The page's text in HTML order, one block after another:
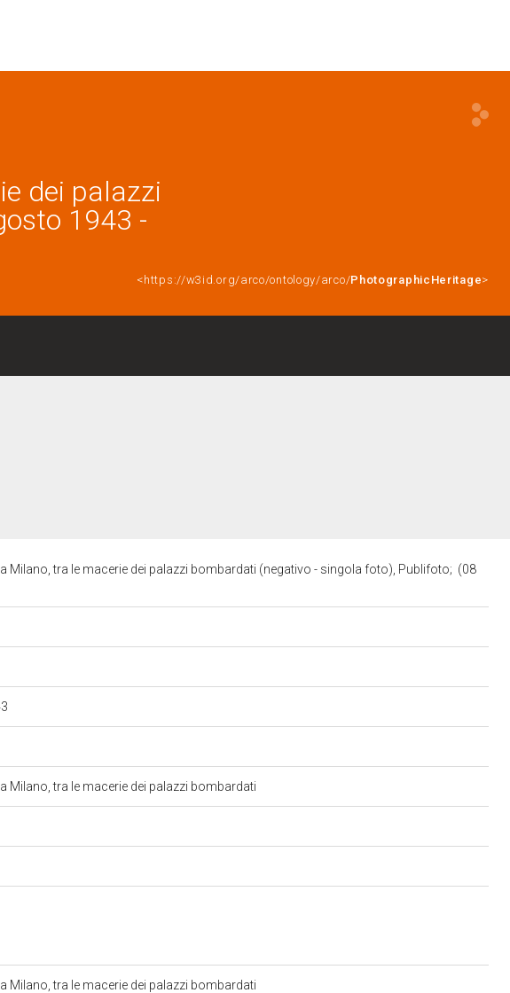
dei palazzi
1943 -
<https://w3id.org/arco/ontology/arco/PhotographicHeritage>
Milano, tra le macerie dei palazzi bombardati (negativo - singola foto), Publifoto; (08
Milano, tra le macerie dei palazzi bombardati
Milano, tra le macerie dei palazzi bombardati